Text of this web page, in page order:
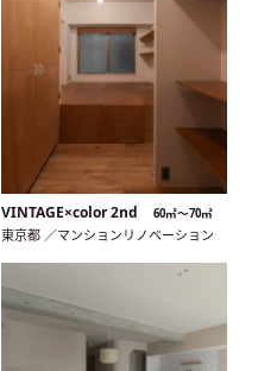
VINTAGE×color 2nd 60㎡〜70㎡
東京都 ／マンションリノベーション